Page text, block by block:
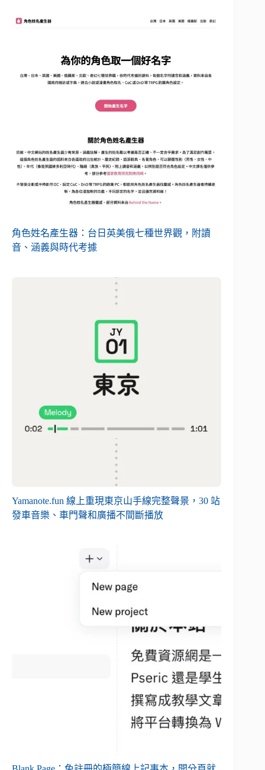
角色姓名產生器：台日英美俄七種世界觀，附讀
音、涵義與時代考據
Yamanote.fun 線上重現東京山手線完整聲景，30 站
發車音樂、車門聲和廣播不間斷播放